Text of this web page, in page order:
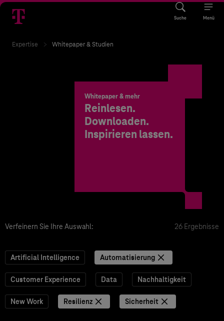
Suche Menü
Expertise Whitepaper & Studien
Whitepaper & mehr
Reinlesen.
Downloaden.
Inspirieren lassen.
Verfeinern Sie Ihre Auswahl: 26 Ergebnisse
Artificial Intelligence Automatisierung
Customer Experience Data Nachhaltigkeit
New Work Resilienz Sicherheit